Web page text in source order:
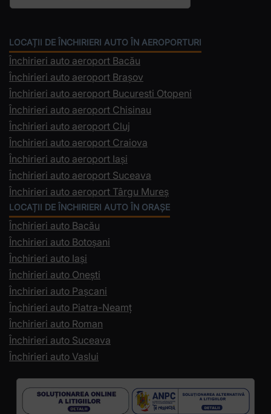
LOCAȚII DE ÎNCHIRIERI AUTO ÎN AEROPORTURI
Închirieri auto aeroport Bacău
Închirieri auto aeroport Brașov
Închirieri auto aeroport Bucuresti Otopeni
Închirieri auto aeroport Chisinau
Închirieri auto aeroport Cluj
Închirieri auto aeroport Craiova
Închirieri auto aeroport Iași
Închirieri auto aeroport Suceava
Închirieri auto aeroport Târgu Mureș
LOCAȚII DE ÎNCHIRIERI AUTO ÎN ORAȘE
Închirieri auto Bacău
Închirieri auto Botoșani
Închirieri auto Iași
Închirieri auto Onești
Închirieri auto Pașcani
Închirieri auto Piatra-Neamț
Închirieri auto Roman
Închirieri auto Suceava
Închirieri auto Vaslui